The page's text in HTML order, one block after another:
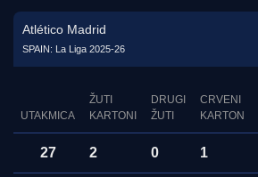
Atlético Madrid
SPAIN: La Liga 2025-26
UTAKMICA
ŽUTI
KARTONI
DRUGI
ŽUTI
CRVENI
KARTON
27 2 0 1